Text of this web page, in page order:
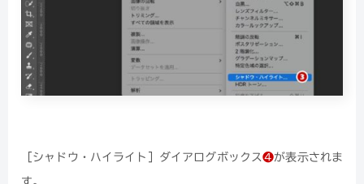
［シャドウ・ハイライト］ダイアログボックス❹が表示されま